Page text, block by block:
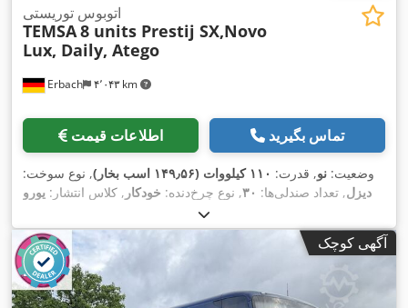
Erbach ۴٬۰۴۳ km
اتوبوس توریستی
TEMSA8 units Prestij SX,Novo
Lux, Daily, Atego
اطلاعات قیمت تماس بگیرید
وضعیت: نو, قدرت: ۱۱۰ کیلووات (۱۴۹٫۵۶ اسب بخار)
, نوع سوخت:
دیزل, تعداد صندلی‌ها: ۳۰, نوع چرخ‌دنده: خودکار , کلاس انتشار: یورو
, سال ساخت:
پارکینگ, برنامه پایداری الکترونیکی (ESP), تهویه مطبوع, فیلتر دوده,
آگهی کوچک